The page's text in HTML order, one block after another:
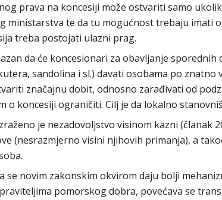
prava na koncesiji može ostvariti samo
ministarstva te da tu mogućnost trebaju imati
treba postojati ulazni prag.
da će koncesionari za obavljanje
sandolina i sl.) davati osobama po znatno
značajnu dobit, odnosno zarađivati od
o koncesiji ograničiti. Cilj je da lokalno
je nezadovoljstvo visinom kazni (članak
(nesrazmjerno visini njihovih primanja), a
se novim zakonskim okvirom daju bolji
pomorskog dobra, povećava se